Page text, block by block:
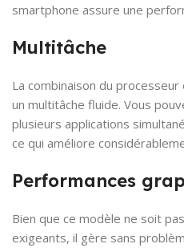
smartphone assure une
Multitâche
La combinaison du
un multitâche fluide. Vous
plusieurs applications
ce qui améliore
Performances
Bien que ce modèle ne soit
exigeants, il gère sans